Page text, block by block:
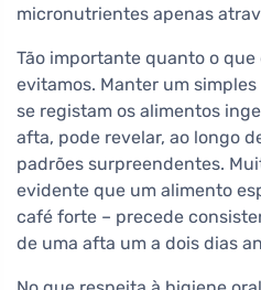
micronutrientes apenas
Tão importante quanto o
evitamos. Manter um
se registam os alimentos
afta, pode revelar, ao longo
padrões surpreendentes.
evidente que um alimento
café forte – precede
de uma afta um a dois dias